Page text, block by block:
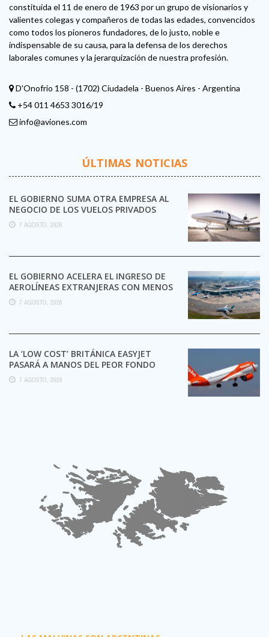
constituida el 11 de enero de 1963 por un grupo de visionarios y
valientes colegas y compañeros de todas las edades, convencidos
como todos los pioneros fundadores, de lo justo, noble e
indispensable de su causa, para la defensa de los derechos
laborales comunes y la jerarquización de nuestra profesión.
D'Onofrio 158 - (1702) Ciudadela - Buenos Aires - Argentina
+54 011 4653 3016/19
info@aviones.com
ÚLTIMAS NOTICIAS
EL GOBIERNO SUMA OTRA EMPRESA AL
NEGOCIO DE LOS VUELOS PRIVADOS
7 AGOSTO, 2026
EL GOBIERNO ACELERA EL INGRESO DE
AEROLÍNEAS EXTRANJERAS CON MENOS
TRÁMITES
7 AGOSTO, 2026
LA ‘LOW COST’ BRITÁNICA EASYJET
PASARÁ A MANOS DEL PEOR FONDO
POSIBLE:
7 AGOSTO, 2026